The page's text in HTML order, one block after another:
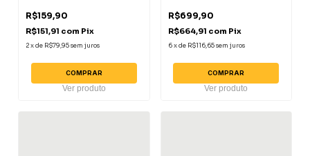
R$159,90
R$151,91 com Pix
2xde R$79,95sem juros
COMPRAR
Ver produto
R$699,90
R$664,91 com Pix
6 xde R$116,65 sem juros
COMPRAR
Ver produto